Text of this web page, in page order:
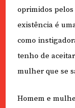
oprimidos
existência é
como
tenho de
mulher que se
Homem e